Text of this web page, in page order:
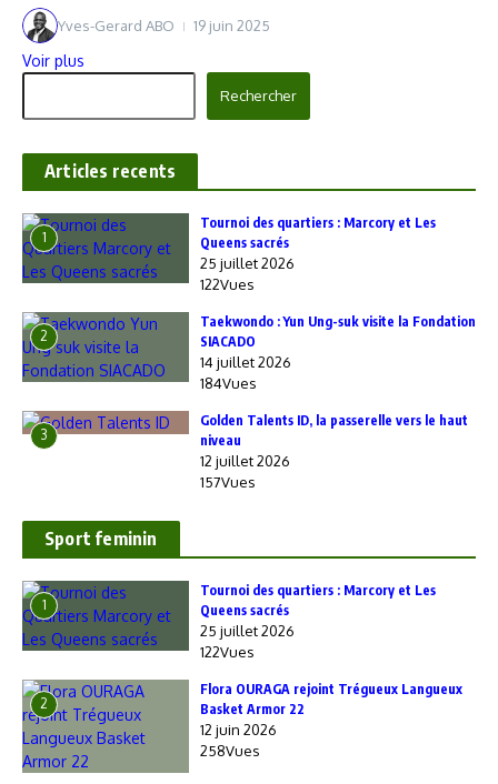
Yves-Gerard ABO 19 juin 2025
Voir plus
Rechercher
Articles recents
1
‎Tournoi des quartiers : Marcory et Les
Queens sacrés
25 juillet 2026
122Vues
2
Taekwondo : Yun Ung-suk visite la Fondation
SIACADO
14 juillet 2026
184Vues
3
Golden Talents ID, la passerelle vers le haut
niveau
12 juillet 2026
157Vues
Sport feminin
1
‎Tournoi des quartiers : Marcory et Les
Queens sacrés
25 juillet 2026
122Vues
2
Flora OURAGA rejoint Trégueux Langueux
Basket Armor 22
12 juin 2026
258Vues